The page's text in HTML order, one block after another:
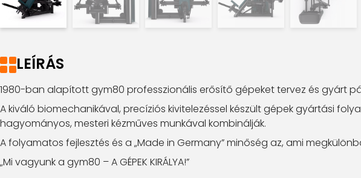
LEÍRÁS
1980-ban alapított gym80 professzionális erősítő gépeket tervez és gyárt
A kiváló biomechanikával, precíziós kivitelezéssel készült gépek gyártási
hagyományos, mesteri kézműves munkával kombinálják.
A folyamatos fejlesztés és a „Made in Germany” minőség az, ami
„Mi vagyunk a gym80 – A GÉPEK KIRÁLYA!”